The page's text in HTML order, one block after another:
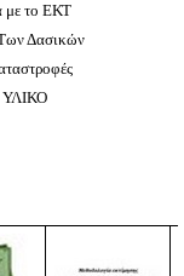
με το ΕΚΤ
Δασικών